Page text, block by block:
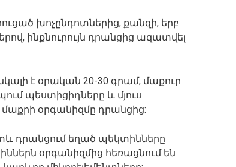
խոչընդոտներից, քանզի, երբ
ինքնուրույն դրանցից ազատվել
է օրական 20-30 գրամ, մաքուր
պեստիցիդները և մյուս
մաքրի օրգանիզմը դրանցից:
դրանցում եղած պեկտինները
օրգանիզմից հեռացնում են